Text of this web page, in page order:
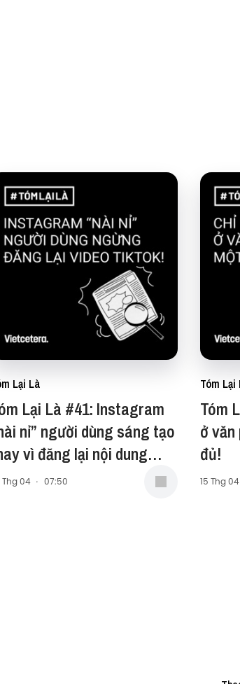
Lại Là
Lại Là #41: Instagram
nỉ” người dùng sáng tạo
vì đăng lại nội dung
Thg 04 · 07:50
Tóm Lại
Tóm
ở
đủ!
15 Thg 04